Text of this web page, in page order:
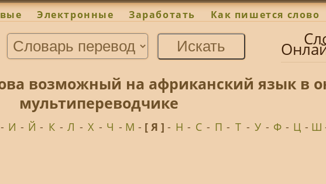
Электронные Заработать Как пишется слово
возможный на африканский язык в
мультипереводчике
- И - Й - К - Л - Х - Ч - М - [ Я ]- Н - С - П - Т - У - Ф - Ц - Ш